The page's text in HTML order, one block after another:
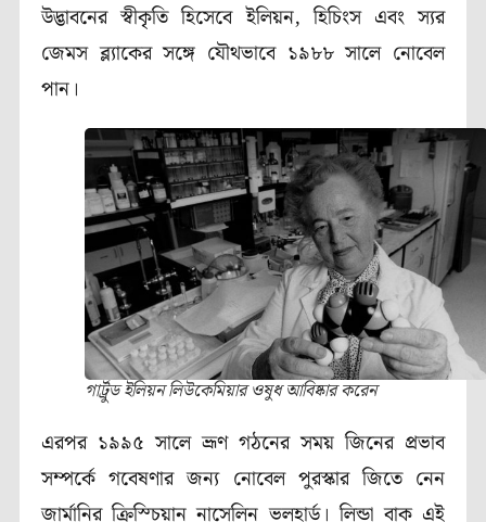
উদ্ভাবনের স্বীকৃতি হিসেবে ইলিয়ন, হিচিংস এবং স্যর
জেমস ব্ল্যাকের সঙ্গে যৌথভাবে ১৯৮৮ সালে নোবেল
পান।
গার্ট্রুড ইলিয়ন লিউকেমিয়ার ওষুধ আবিষ্কার করেন
এরপর ১৯৯৫ সালে ভ্রূণ গঠনের সময় জিনের প্রভাব
সম্পর্কে গবেষণার জন্য নোবেল পুরস্কার জিতে নেন
জার্মানির ক্রিস্চিয়ান নাসেলিন ভলহার্ড। লিন্ডা বাক এই